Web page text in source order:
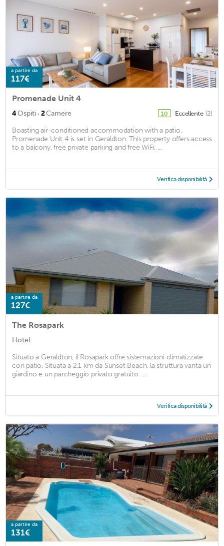
a partire da
117€
Promenade Unit 4
4Ospiti · 2Camere 10 Eccellente (2)
Boasting air-conditioned accommodation with a patio,
Promenade Unit 4 is set in Geraldton. This property offers access
to a balcony, free private parking and free WiFi. ...
Verifica disponibilità
a partire da
127€
The Rosapark
Hotel
Situato a Geraldton, il Rosapark offre sistemazioni climatizzate
con patio. Situata a 2,1 km da Sunset Beach, la struttura vanta un
giardino e un parcheggio privato gratuito. ...
Verifica disponibilità
a partire da
131€